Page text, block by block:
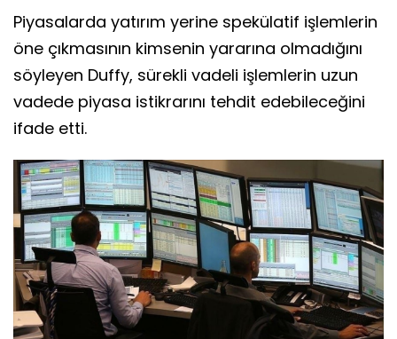
Piyasalarda yatırım yerine spekülatif işlemlerin
öne çıkmasının kimsenin yararına olmadığını
söyleyen Duffy, sürekli vadeli işlemlerin uzun
vadede piyasa istikrarını tehdit edebileceğini
ifade etti.